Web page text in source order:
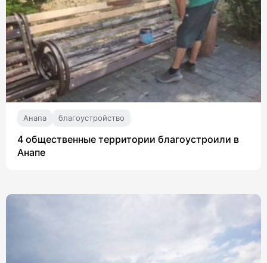
Анапа благоустройство
4 общественные территории благоустроили в
Анапе